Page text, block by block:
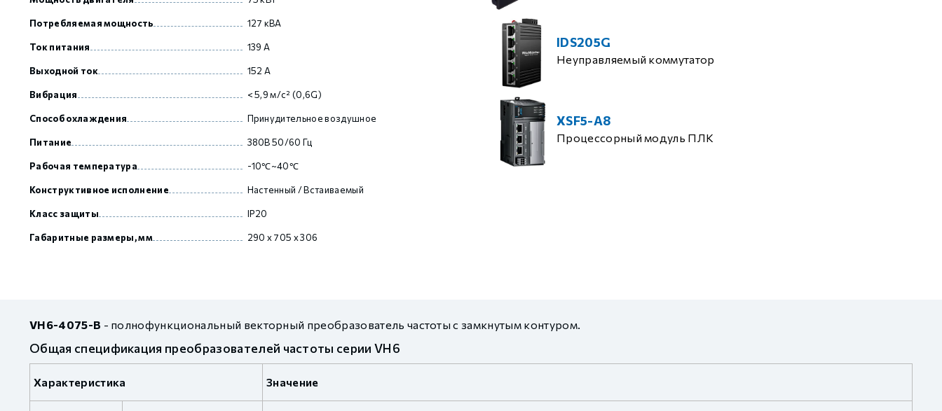
Потребляемая мощность 127 кВА
Ток питания 139 А
Выходной ток 152 А
Вибрация < 5,9 м/с² (0,6G)
Способ охлаждения Принудительное воздушное
Питание 380В 50/60 Гц
Рабочая температура -10℃~40℃
Конструктивное исполнение Настенный / Встаиваемый
Класс защиты IP20
Габаритные размеры, мм 290 x 705 x 306
IDS205G
Неуправляемый коммутатор
XSF5-A8
Процессорный модуль ПЛК
VH6-4075-B - полнофункциональный векторный преобразователь частоты с замкнутым контуром.
Общая спецификация преобразователей частоты серии VH6
Характеристика Значение
GCAN